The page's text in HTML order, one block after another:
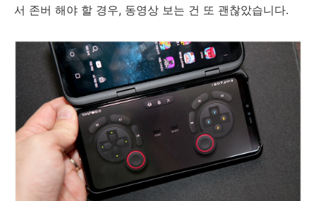
서 존버 해야 할 경우, 동영상 보는 건 또 괜찮았습니다.